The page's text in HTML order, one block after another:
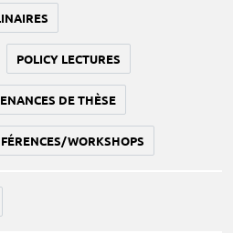
POLICY LECTURES
DE THÈSE
WORKSHOPS